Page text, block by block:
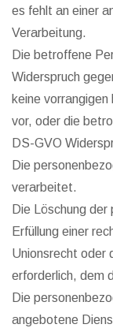
es fehlt an einer
Verarbeitung.
Die betroffene
Widerspruch
keine
vor, oder die
DS-GVO
Die
verarbeitet.
Die Löschung
Erfüllung einer
Unionsrecht oder
erforderlich, dem
Die
angebotene